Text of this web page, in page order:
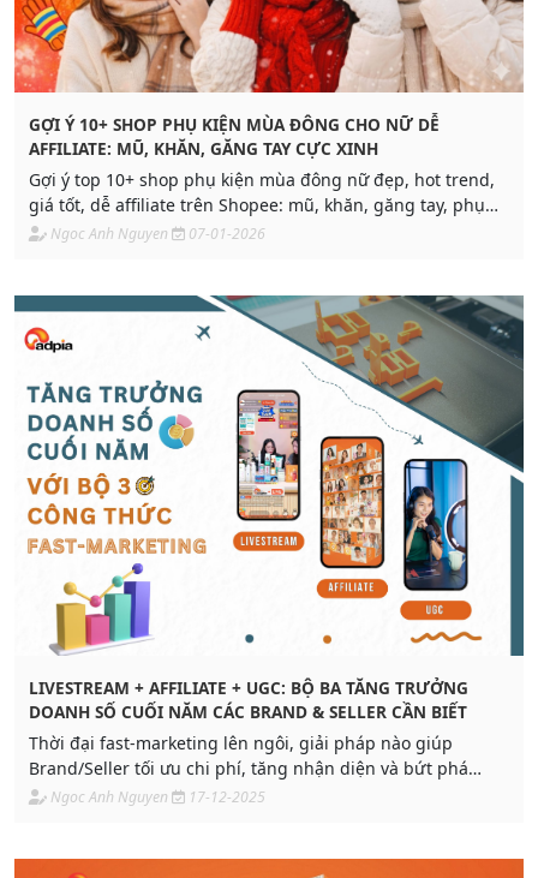
GỢI Ý 10+ SHOP PHỤ KIỆN MÙA ĐÔNG CHO NỮ DỄ
AFFILIATE: MŨ, KHĂN, GĂNG TAY CỰC XINH
Gợi ý top 10+ shop phụ kiện mùa đông nữ đẹp, hot trend,
giá tốt, dễ affiliate trên Shopee: mũ, khăn, găng tay, phụ
kiện cực xinh, dễ phối, phù hợp đi chơi – đi làm – du lịch.
Ngoc Anh Nguyen 07-01-2026
LIVESTREAM + AFFILIATE + UGC: BỘ BA TĂNG TRƯỞNG
DOANH SỐ CUỐI NĂM CÁC BRAND & SELLER CẦN BIẾT
Thời đại fast-marketing lên ngôi, giải pháp nào giúp
Brand/Seller tối ưu chi phí, tăng nhận diện và bứt phá
doanh số trong thời gian ngắn? Xem bài viết để hiểu và áp
Ngoc Anh Nguyen 17-12-2025